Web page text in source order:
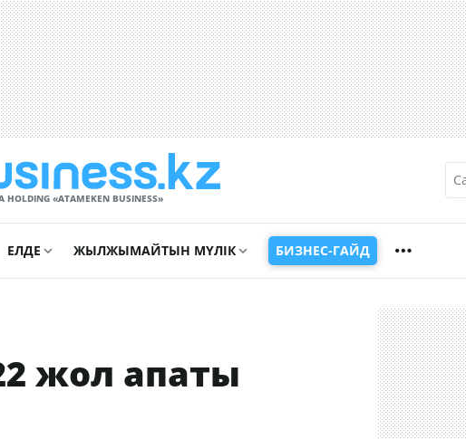
HOLDING «ATAMEKЕN BUSINESS»
ЕЛДЕ ЖЫЛЖЫМАЙТЫН МҮЛІК БИЗНЕС-ГАЙД
жол апаты